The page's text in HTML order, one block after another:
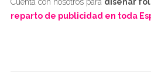
reparto de publicidad en toda